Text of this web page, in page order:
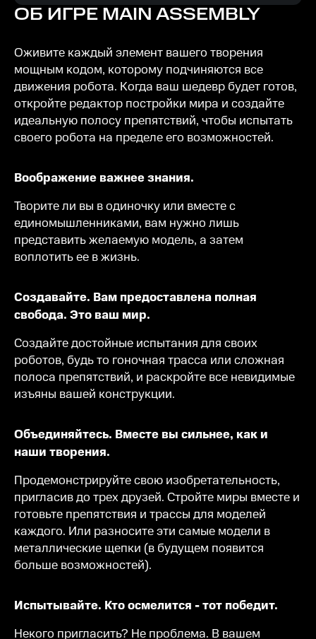
ОБ ИГРЕ MAIN ASSEMBLY
Оживите каждый элемент вашего творения
мощным кодом, которому подчиняются все
движения робота. Когда ваш шедевр будет готов,
откройте редактор постройки мира и создайте
идеальную полосу препятствий, чтобы испытать
своего робота на пределе его возможностей.
Воображение важнее знания.
Творите ли вы в одиночку или вместе с
единомышленниками, вам нужно лишь
представить желаемую модель, а затем
воплотить ее в жизнь.
Создавайте. Вам предоставлена полная
свобода. Это ваш мир.
Создайте достойные испытания для своих
роботов, будь то гоночная трасса или сложная
полоса препятствий, и раскройте все невидимые
изъяны вашей конструкции.
Объединяйтесь. Вместе вы сильнее, как и
наши творения.
Продемонстрируйте свою изобретательность,
пригласив до трех друзей. Стройте миры вместе и
готовьте препятствия и трассы для моделей
каждого. Или разносите эти самые модели в
металлические щепки (в будущем появится
больше возможностей).
Испытывайте. Кто осмелится - тот победит.
Некого пригласить? Не проблема. В вашем